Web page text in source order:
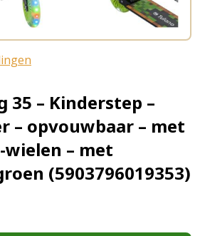
35 – Kinderstep –
– opvouwbaar – met
wielen – met
(5903796019353)